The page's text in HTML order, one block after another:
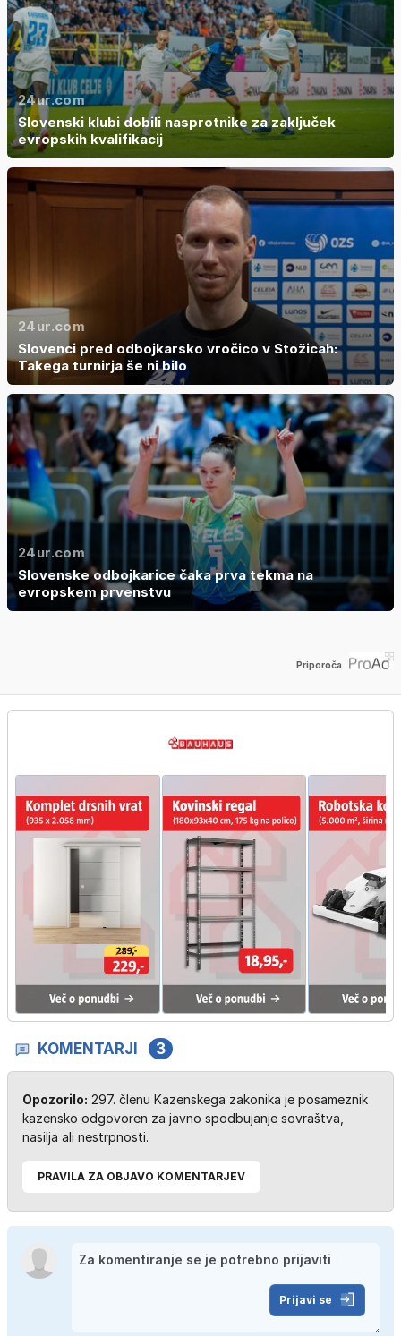
24ur.com
Slovenski klubi dobili nasprotnike za zaključek
evropskih kvalifikacij
24ur.com
Slovenci pred odbojkarsko vročico v Stožicah:
Takega turnirja še ni bilo
24ur.com
Slovenske odbojkarice čaka prva tekma na
evropskem prvenstvu
Priporoča
KOMENTARJI 3
Opozorilo: 297. členu Kazenskega zakonika je posameznik
kazensko odgovoren za javno spodbujanje sovraštva,
nasilja ali nestrpnosti.
PRAVILA ZA OBJAVO KOMENTARJEV
Prijavi se